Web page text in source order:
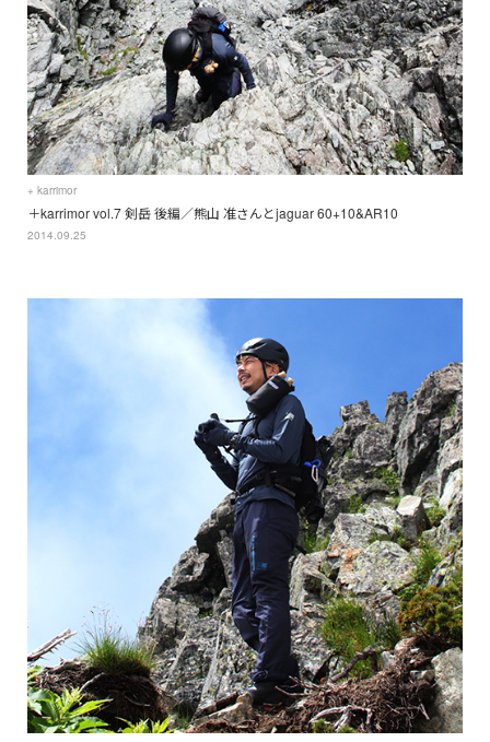
+ karrimor
＋karrimor vol.7 剣岳 後編／熊山 准さんとjaguar 60+10&AR10
2014.09.25